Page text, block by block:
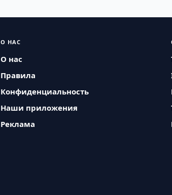
О НАС
О нас
Правила
Конфиденциальность
Наши приложения
Реклама